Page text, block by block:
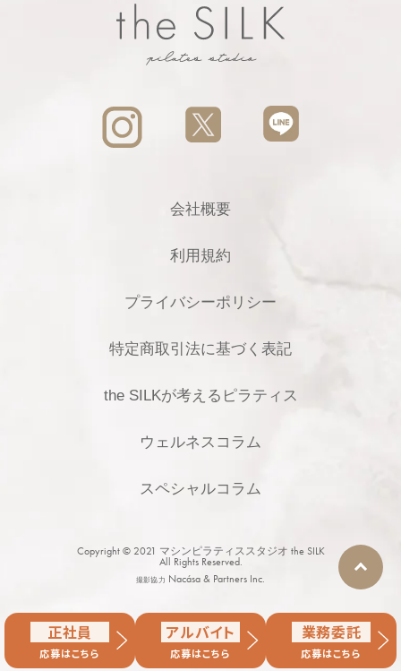
会社概要
利用規約
プライバシーポリシー
特定商取引法に基づく表記
the SILKが考えるピラティス
ウェルネスコラム
スペシャルコラム
Copyright © 2021 マシンピラティススタジオ the SILK
All Rights Reserved.
撮影協力 Nacása & Partners Inc.
正社員
応募はこちら
アルバイト
応募はこちら
業務委託
応募はこちら